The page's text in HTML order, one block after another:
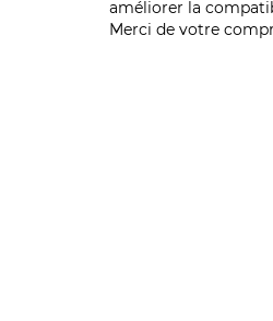
améliorer la
Merci de votre